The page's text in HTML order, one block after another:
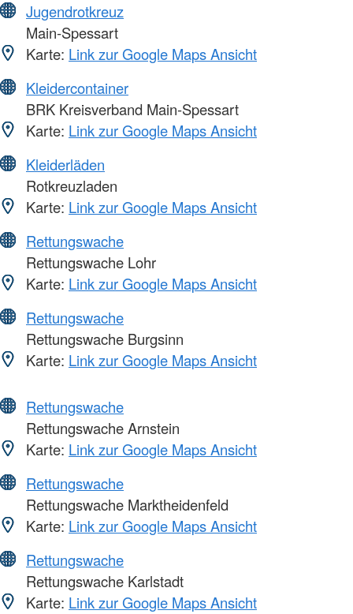
Jugendrotkreuz
Main-Spessart
Karte: Link zur Google Maps Ansicht
Kleidercontainer
BRK Kreisverband Main-Spessart
Karte: Link zur Google Maps Ansicht
Kleiderläden
Rotkreuzladen
Karte: Link zur Google Maps Ansicht
Rettungswache
Rettungswache Lohr
Karte: Link zur Google Maps Ansicht
Rettungswache
Rettungswache Burgsinn
Karte: Link zur Google Maps Ansicht
Rettungswache
Rettungswache Arnstein
Karte: Link zur Google Maps Ansicht
Rettungswache
Rettungswache Marktheidenfeld
Karte: Link zur Google Maps Ansicht
Rettungswache
Rettungswache Karlstadt
Karte: Link zur Google Maps Ansicht